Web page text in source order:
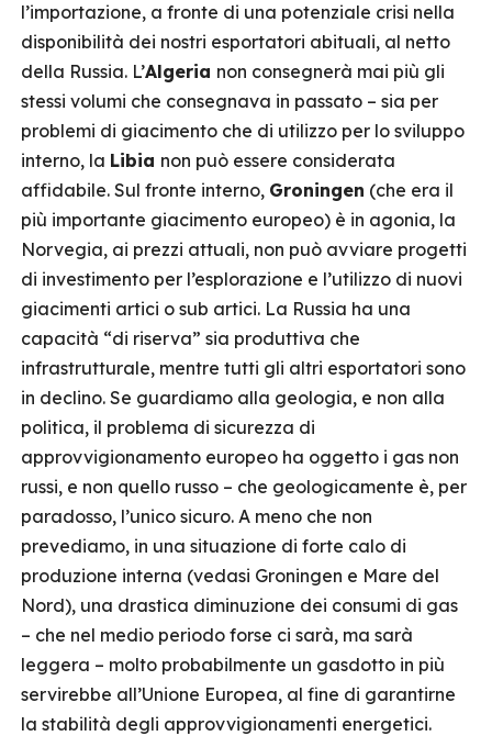
l’importazione, a fronte di una potenziale crisi nella
disponibilità dei nostri esportatori abituali, al netto
della Russia. L’Algeria non consegnerà mai più gli
stessi volumi che consegnava in passato – sia per
problemi di giacimento che di utilizzo per lo sviluppo
interno, la Libia non può essere considerata
affidabile. Sul fronte interno, Groningen (che era il
più importante giacimento europeo) è in agonia, la
Norvegia, ai prezzi attuali, non può avviare progetti
di investimento per l’esplorazione e l’utilizzo di nuovi
giacimenti artici o sub artici. La Russia ha una
capacità “di riserva” sia produttiva che
infrastrutturale, mentre tutti gli altri esportatori sono
in declino. Se guardiamo alla geologia, e non alla
politica, il problema di sicurezza di
approvvigionamento europeo ha oggetto i gas non
russi, e non quello russo – che geologicamente è, per
paradosso, l’unico sicuro. A meno che non
prevediamo, in una situazione di forte calo di
produzione interna (vedasi Groningen e Mare del
Nord), una drastica diminuzione dei consumi di gas
– che nel medio periodo forse ci sarà, ma sarà
leggera – molto probabilmente un gasdotto in più
servirebbe all’Unione Europea, al fine di garantirne
la stabilità degli approvvigionamenti energetici.